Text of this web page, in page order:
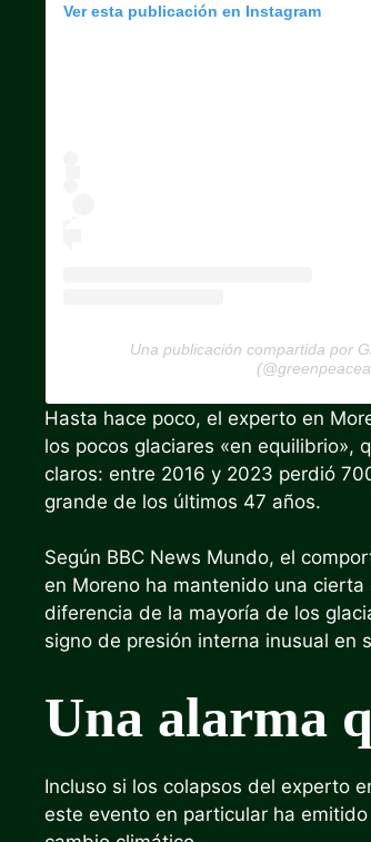
Ver esta publicación en Instagram
Una publicación compartida por
Hasta hace poco, el experto en
los pocos glaciares «en equilibrio»,
claros: entre 2016 y 2023 perdió
grande de los últimos 47 años.
Según BBC News Mundo, el
en Moreno ha mantenido una
diferencia de la mayoría de los
signo de presión interna inusual en
Una alarma
Incluso si los colapsos del experto
este evento en particular ha